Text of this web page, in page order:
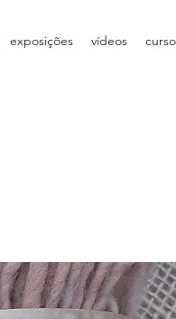
exposições vídeos